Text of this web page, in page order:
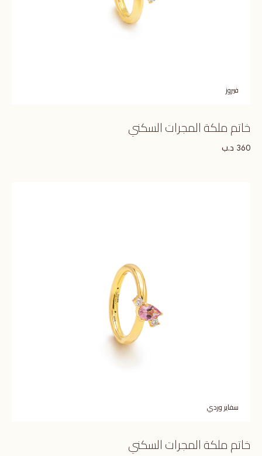
فيروز
خاتم ملكة المجرات السكني
360 د.ب
سفاير وردي
خاتم ملكة المجرات السكني